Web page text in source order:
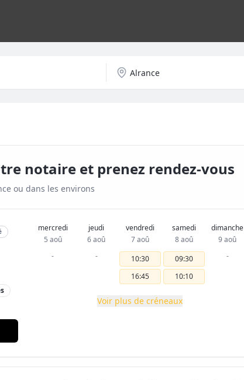
notaire et prenez rendez-vous
ou dans les environs
mercredi
5 aoû
-
jeudi
6 aoû
-
vendredi
7 aoû
10:30
16:45
samedi
8 aoû
09:30
10:10
dimanche
9 aoû
-
Voir plus de créneaux